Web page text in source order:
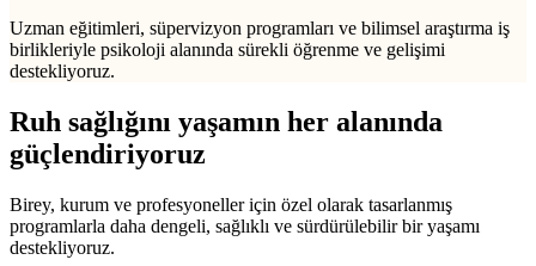
Uzman eğitimleri, süpervizyon programları ve bilimsel araştırma iş
birlikleriyle psikoloji alanında sürekli öğrenme ve gelişimi
destekliyoruz.
Ruh sağlığını yaşamın her alanında
güçlendiriyoruz
Birey, kurum ve profesyoneller için özel olarak tasarlanmış
programlarla daha dengeli, sağlıklı ve sürdürülebilir bir yaşamı
destekliyoruz.